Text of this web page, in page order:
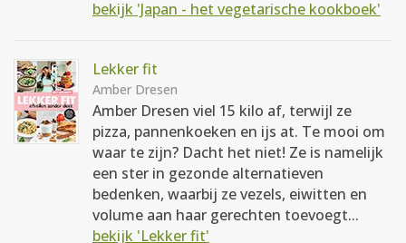
bekijk 'Japan - het vegetarische kookboek'
Lekker fit
Amber Dresen
Amber Dresen viel 15 kilo af, terwijl ze
pizza, pannenkoeken en ijs at. Te mooi om
waar te zijn? Dacht het niet! Ze is namelijk
een ster in gezonde alternatieven
bedenken, waarbij ze vezels, eiwitten en
volume aan haar gerechten toevoegt...
bekijk 'Lekker fit'